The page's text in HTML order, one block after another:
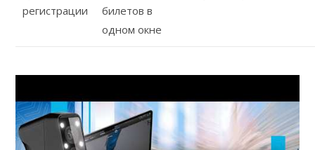
регистрации
билетов в
одном окне